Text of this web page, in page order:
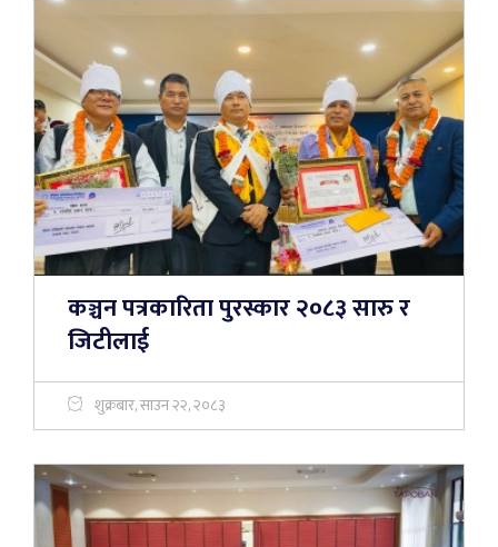
कञ्चन पत्रकारिता पुरस्कार २०८३ सारु र
जिटीलाई
शुक्रबार, साउन २२, २०८३